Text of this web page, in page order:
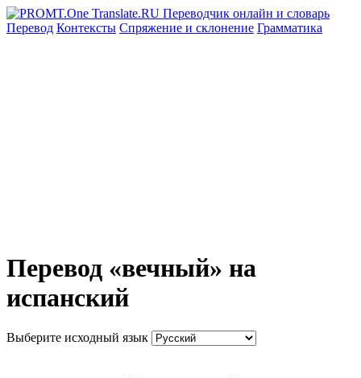
Перевод Контексты Спряжение и склонение Грамматика
Перевод «вечный» на
испанский
Выберите исходный язык